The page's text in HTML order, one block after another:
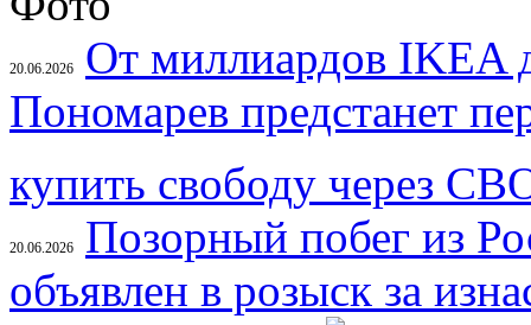
20.06.2026
От миллиардов IKEA
Пономарев предстанет
купить свободу через
20.06.2026
Позорный побег из
объявлен в розыск за